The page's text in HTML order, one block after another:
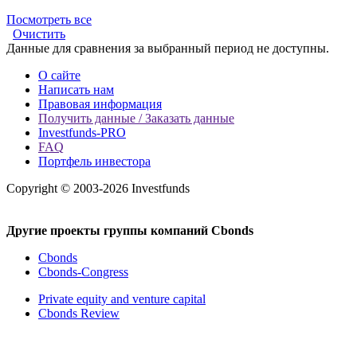
Посмотреть все
Очистить
Данные для сравнения за выбранный период не доступны.
О сайте
Написать нам
Правовая информация
Получить данные / Заказать данные
Investfunds-PRO
FAQ
Портфель инвестора
Copyright © 2003-2026 Investfunds
Другие проекты группы компаний Cbonds
Cbonds
Cbonds-Congress
Private equity and venture capital
Cbonds Review